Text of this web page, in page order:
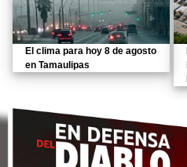
El clima para hoy 8 de agosto
en Tamaulipas